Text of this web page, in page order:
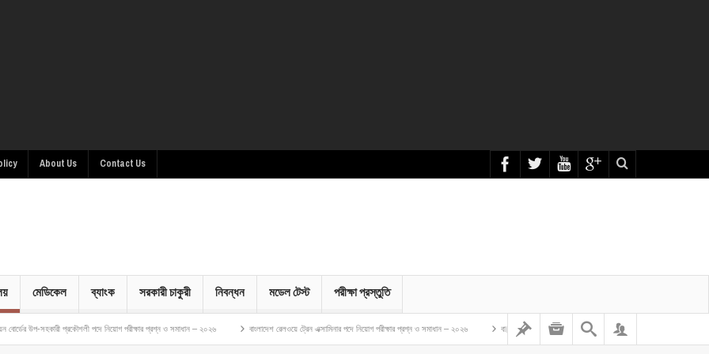
About Us Contact Us
মেডিকেল ব্যাংক সরকারী চাকুরী নিবন্ধন মডেল টেস্ট পরীক্ষা প্রস্তুতি
প্রকৌশলী পদে নিয়োগ পরীক্ষার প্রশ্ন ও সমাধান – ২০২৬ বাংলাদেশ রেলওয়ে ট্রেন এক্সামিনার পদে নিয়োগ পরীক্ষার প্রশ্ন ও সমাধান – ২০২৬ বাংলাদেশ গম ও ভুট্টা গবেষণা ইনস্টিটিউট এর অফিস সহকারী কাম কম্পিউটার মুদ্রাক্ষরিক নিয়োগ